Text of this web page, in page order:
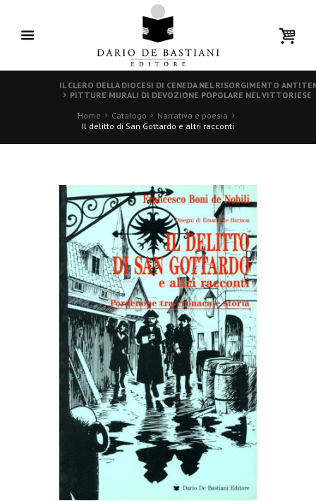
IL CLERO DELLA DIOCESI DI CENEDA NEL RISORGIMENTO
PITTURE MURALI DI DEVOZIONE POPOLARE NEL VITTORIESE
Home
Catalogo
Narrativa e poesia
Il delitto di San Gottardo e altri racconti